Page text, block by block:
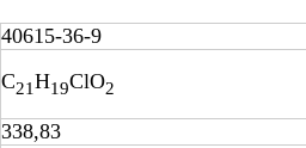
40615-36-9
C21H19ClO2
338,83